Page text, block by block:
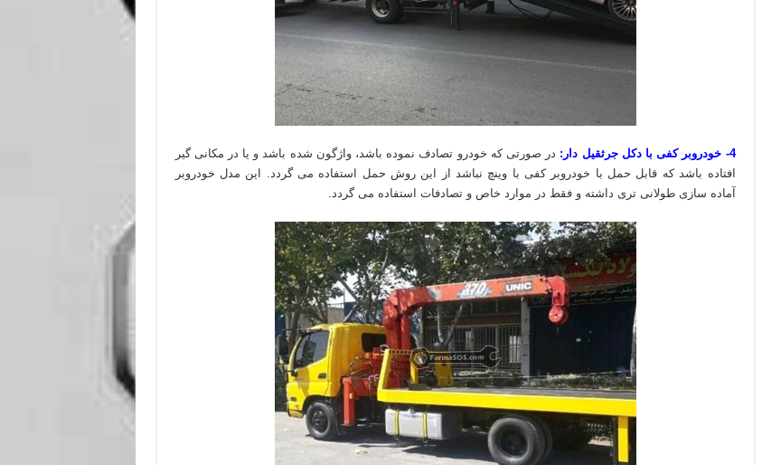
4- خودروبر کفی با دکل جرثقیل دار:
در صورتی که خودرو تصادف نموده باشد، واژگون شده باشد و یا در مکانی گیر
افتاده باشد که قابل حمل با خودروبر کفی با وینچ نباشد از این روش حمل استفاده می گردد. این مدل خودروبر
آماده سازی طولانی تری داشته و فقط در موارد خاص و تصادفات استفاده می گردد.